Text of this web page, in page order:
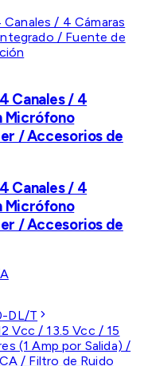
Canales / 4
Micrófono
/ Accesorios de
Canales / 4
Micrófono
/ Accesorios de
DL/T